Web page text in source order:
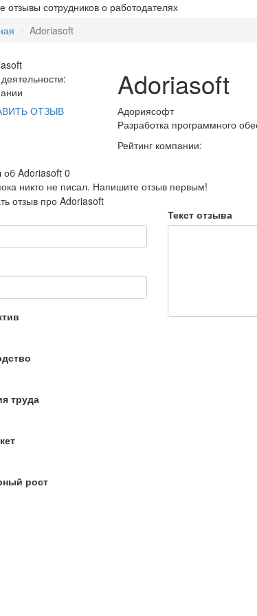
отзывы сотрудников о работодателях
Adoriasoft
ОТЗЫВ
Adoriasoft
Адориясофт
Разработка программного
Рейтинг компании:
об Adoriasoft 0
никто не писал. Напишите отзыв первым!
отзыв про Adoriasoft
труда
рост
Текст отзыва